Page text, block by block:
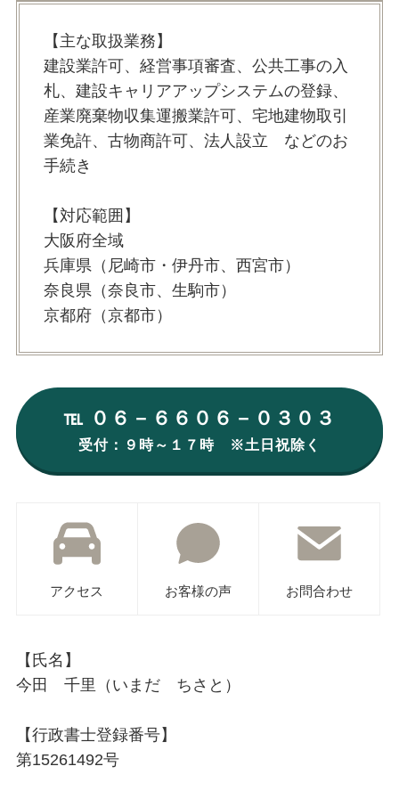
【主な取扱業務】
建設業許可、経営事項審査、公共工事の入
札、建設キャリアアップシステムの登録、
産業廃棄物収集運搬業許可、宅地建物取引
業免許、古物商許可、法人設立 などのお
手続き
【対応範囲】
大阪府全域
兵庫県（尼崎市・伊丹市、西宮市）
奈良県（奈良市、生駒市）
京都府（京都市）
℡ ０６－６６０６－０３０３
受付：９時～１７時 ※土日祝除く
アクセス お客様の声 お問合わせ
【氏名】
今田 千里（いまだ ちさと）
【行政書士登録番号】
第15261492号